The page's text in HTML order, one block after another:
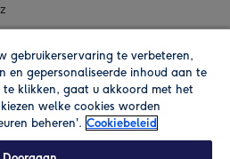
en andere heffingen. Lees de
gebruikerservaring te verbeteren,
en gepersonaliseerde inhoud aan te
te klikken, gaat u akkoord met het
welke cookies worden
beheren'. Cookiebeleid